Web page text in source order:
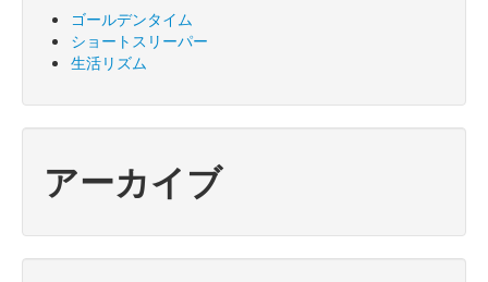
ゴールデンタイム
ショートスリーパー
生活リズム
アーカイブ